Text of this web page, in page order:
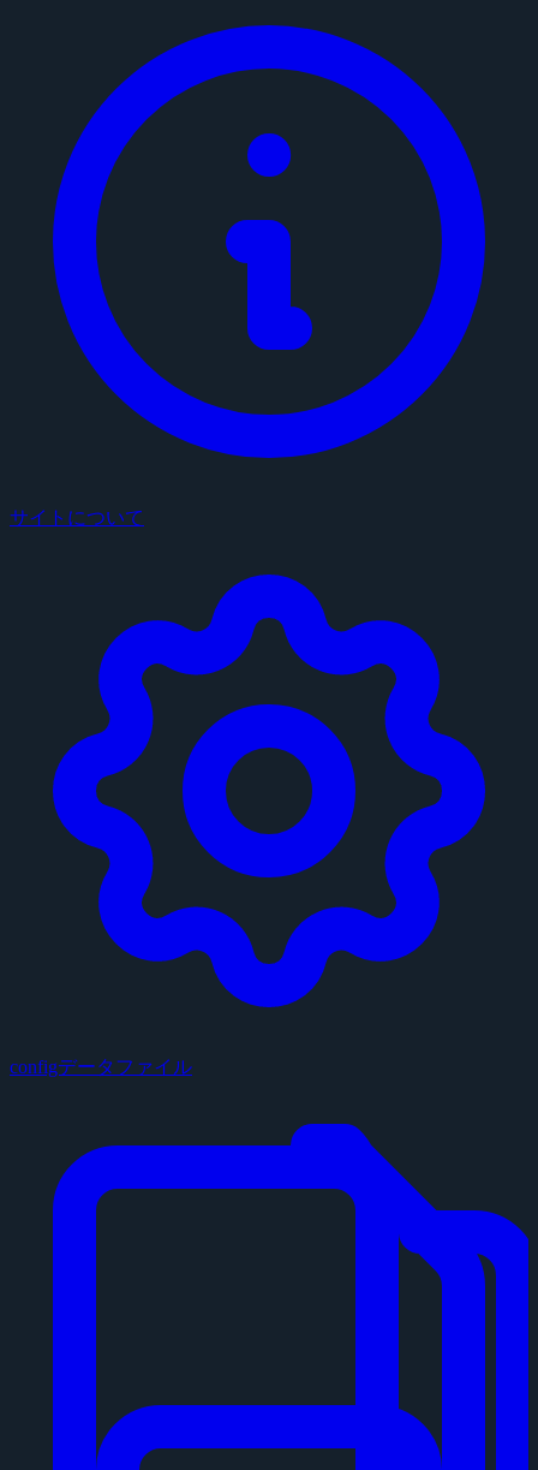
サイトについて
configデータファイル